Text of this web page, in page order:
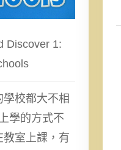
Discover 1:
校都大不相
學的方式不
教室上課，有